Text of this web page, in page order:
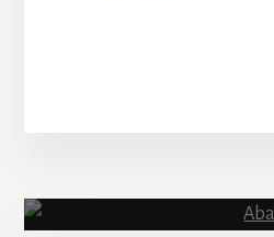
Content